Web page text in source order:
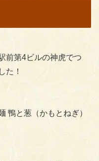
前第4ビルの神虎でつ
た！
鴨と葱（かもとねぎ）